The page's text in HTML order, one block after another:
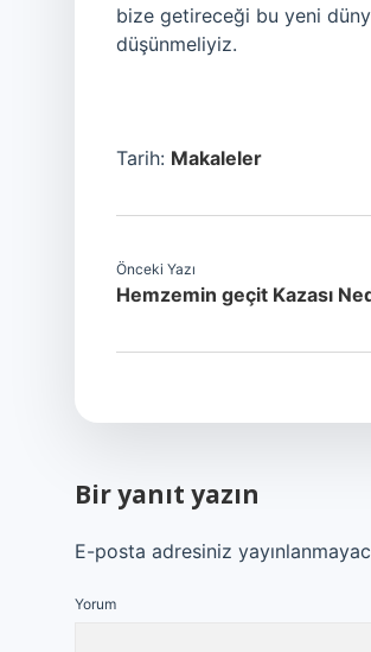
bize getireceği bu yeni
düşünmeliyiz.
Tarih: Makaleler
Önceki Yazı
Hemzemin geçit Kazası
Bir yanıt yazın
E-posta adresiniz
Yorum